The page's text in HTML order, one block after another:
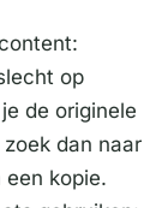
op
de originele
dan naar
kopie.